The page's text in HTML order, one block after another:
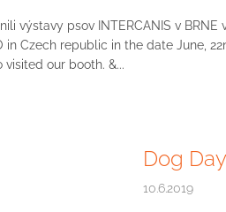
výstavy psov INTERCANIS v
in Czech republic in the date June,
our booth. &...
Dog
10.6.2019